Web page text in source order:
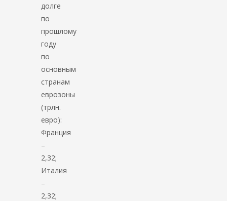
долге
по
прошлому
году
по
основным
странам
еврозоны
(трлн.
евро):
Франция
–
2,32;
Италия
–
2,32;